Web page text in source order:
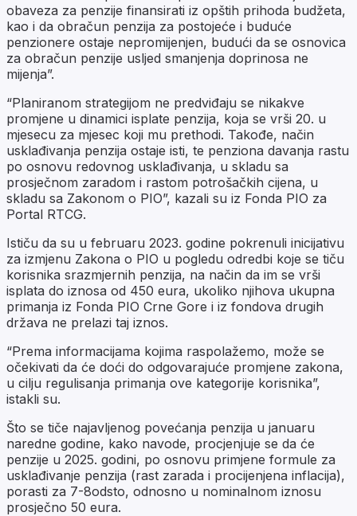
obaveza za penzije finansirati iz opštih prihoda budžeta,
kao i da obračun penzija za postojeće i buduće
penzionere ostaje nepromijenjen, budući da se osnovica
za obračun penzije usljed smanjenja doprinosa ne
mijenja”.
“Planiranom strategijom ne predviđaju se nikakve
promjene u dinamici isplate penzija, koja se vrši 20. u
mjesecu za mjesec koji mu prethodi. Takođe, način
usklađivanja penzija ostaje isti, te penziona davanja rastu
po osnovu redovnog usklađivanja, u skladu sa
prosječnom zaradom i rastom potrošačkih cijena, u
skladu sa Zakonom o PIO”, kazali su iz Fonda PIO za
Portal RTCG.
Ističu da su u februaru 2023. godine pokrenuli inicijativu
za izmjenu Zakona o PIO u pogledu odredbi koje se tiču
korisnika srazmjernih penzija, na način da im se vrši
isplata do iznosa od 450 eura, ukoliko njihova ukupna
primanja iz Fonda PIO Crne Gore i iz fondova drugih
država ne prelazi taj iznos.
“Prema informacijama kojima raspolažemo, može se
očekivati da će doći do odgovarajuće promjene zakona,
u cilju regulisanja primanja ove kategorije korisnika”,
istakli su.
Što se tiče najavljenog povećanja penzija u januaru
naredne godine, kako navode, procjenjuje se da će
penzije u 2025. godini, po osnovu primjene formule za
usklađivanje penzija (rast zarada i procijenjena inflacija),
porasti za 7-8odsto, odnosno u nominalnom iznosu
prosječno 50 eura.